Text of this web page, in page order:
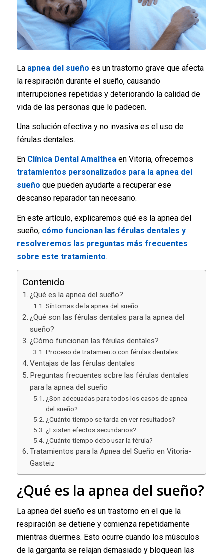
La apnea del sueño es un trastorno grave que afecta
la respiración durante el sueño, causando
interrupciones repetidas y deteriorando la calidad de
vida de las personas que lo padecen.
Una solución efectiva y no invasiva es el uso de
férulas dentales.
En Clínica Dental Amaltheaen Vitoria, ofrecemos
tratamientos personalizados para la apnea del
sueño que pueden ayudarte a recuperar ese
descanso reparador tan necesario.
En este artículo, explicaremos qué es la apnea del
sueño, cómo funcionan las férulas dentales y
resolveremos las preguntas más frecuentes
sobre este tratamiento.
Contenido
¿Qué es la apnea del sueño?
Síntomas de la apnea del sueño:
¿Qué son las férulas dentales para la apnea del
sueño?
¿Cómo funcionan las férulas dentales?
Proceso de tratamiento con férulas dentales:
Ventajas de las férulas dentales
Preguntas frecuentes sobre las férulas dentales
para la apnea del sueño
¿Son adecuadas para todos los casos de apnea
del sueño?
¿Cuánto tiempo se tarda en ver resultados?
¿Existen efectos secundarios?
¿Cuánto tiempo debo usar la férula?
Tratamientos para la Apnea del Sueño en Vitoria-
Gasteiz
¿Qué es la apnea del sueño?
La apnea del sueño es un trastorno en el que la
respiración se detiene y comienza repetidamente
mientras duermes. Esto ocurre cuando los músculos
de la garganta se relajan demasiado y bloquean las